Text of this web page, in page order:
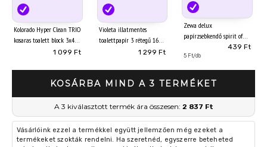
Kolorado Hyper Clean TRIO
kosaras toalett block 3x45g
1 099 Ft
Violeta illatmentes
toalettpapír 3 rétegű 16
tekercs Limited Edition
1 299 Ft
Zewa delux
papírzsebkendő spirit of
tea 3 rétegű 90 db439 Ft
5 Ft/db
KOSÁRBA MIND A 3 TERMÉKET
A 3 kiválasztott termék ára összesen: 2 837 Ft
Vásárlóink ezzel a termékkel együtt jellemzően még ezeket a
termékeket szokták rendelni. Ha szeretnéd, egyszerre beteheted